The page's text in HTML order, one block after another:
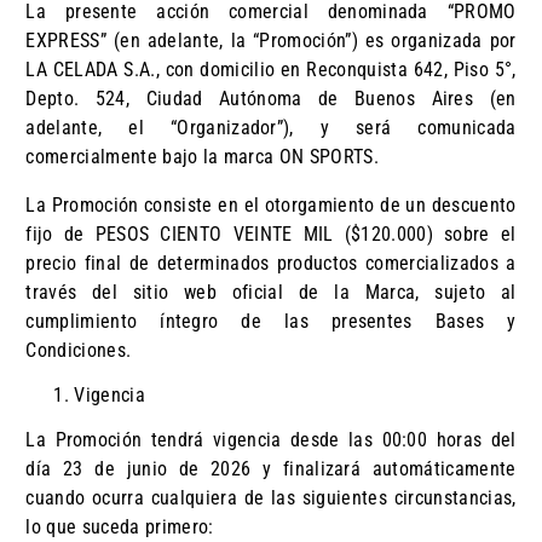
La presente acción comercial denominada “PROMO
EXPRESS” (en adelante, la “Promoción”) es organizada por
LA CELADA S.A., con domicilio en Reconquista 642, Piso 5°,
Depto. 524, Ciudad Autónoma de Buenos Aires (en
adelante, el “Organizador”), y será comunicada
comercialmente bajo la marca ON SPORTS.
La Promoción consiste en el otorgamiento de un descuento
fijo de PESOS CIENTO VEINTE MIL ($120.000) sobre el
precio final de determinados productos comercializados a
través del sitio web oficial de la Marca, sujeto al
cumplimiento íntegro de las presentes Bases y
Condiciones.
Vigencia
La Promoción tendrá vigencia desde las 00:00 horas del
día 23 de junio de 2026 y finalizará automáticamente
cuando ocurra cualquiera de las siguientes circunstancias,
lo que suceda primero: